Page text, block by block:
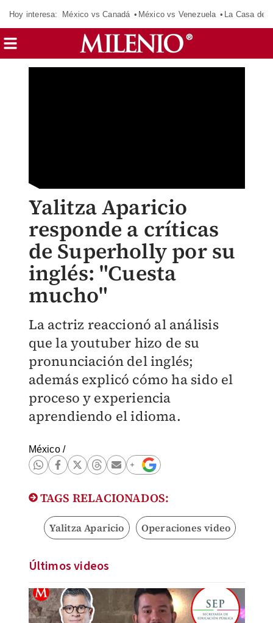
Hoy interesa: México vs Canadá México vs Venezuela La Casa de
Yalitza Aparicio
responde a críticas
de Superholly por su
inglés: "Cuesta
mucho"
La actriz reaccionó al análisis
que la youtuber hizo de su
pronunciación del inglés;
además explicó cómo ha sido el
proceso y experiencia
aprendiendo el idioma.
México/
TAGS RELACIONADOS:
Yalitza Aparicio Operaciones video
Últimos videos